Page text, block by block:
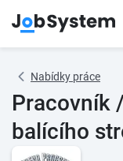
Nabídky práce
Pracovník
balícího